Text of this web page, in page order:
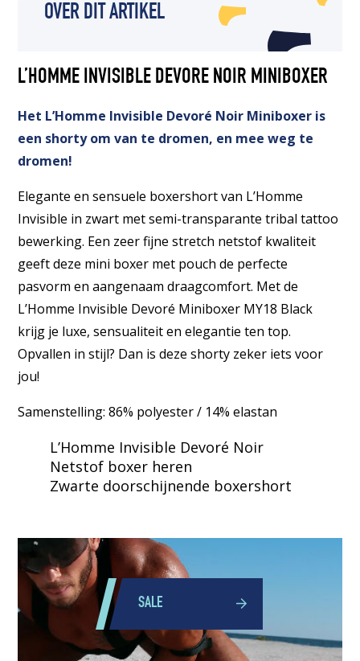
OVER DIT ARTIKEL
L’HOMME INVISIBLE DEVORE NOIR MINIBOXER
Het L’Homme Invisible Devoré Noir Miniboxer is
een shorty om van te dromen, en mee weg te
dromen!
Elegante en sensuele boxershort van L’Homme
Invisible in zwart met semi-transparante tribal tattoo
bewerking. Een zeer fijne stretch netstof kwaliteit
geeft deze mini boxer met pouch de perfecte
pasvorm en aangenaam draagcomfort. Met de
L’Homme Invisible Devoré Miniboxer MY18 Black
krijg je luxe, sensualiteit en elegantie ten top.
Opvallen in stijl? Dan is deze shorty zeker iets voor
jou!
Samenstelling: 86% polyester / 14% elastan
L’Homme Invisible Devoré Noir
Netstof boxer heren
Zwarte doorschijnende boxershort
SALE